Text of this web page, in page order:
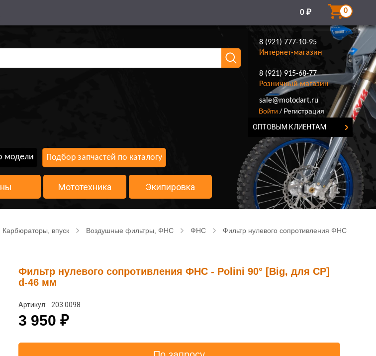
0 ₽ 0
8 (921) 777-10-95
Интернет-магазин
8 (921) 915-68-77
Розничный магазин
8 (921) 777-10-95
sale@motodart.ru
Войти / Регистрация
ОПТОВЫМ КЛИЕНТАМ
модели Подбор запчастей по каталогу
Мототехника Экипировка
Карбюраторы, впуск Воздушные фильтры, ФНС ФНС Фильтр нулевого сопротивления ФНС - Polini
Фильтр нулевого сопротивления ФНС - Polini 90° [Big, для CP]
d-46 мм
Артикул: 203.0098
3 950 ₽